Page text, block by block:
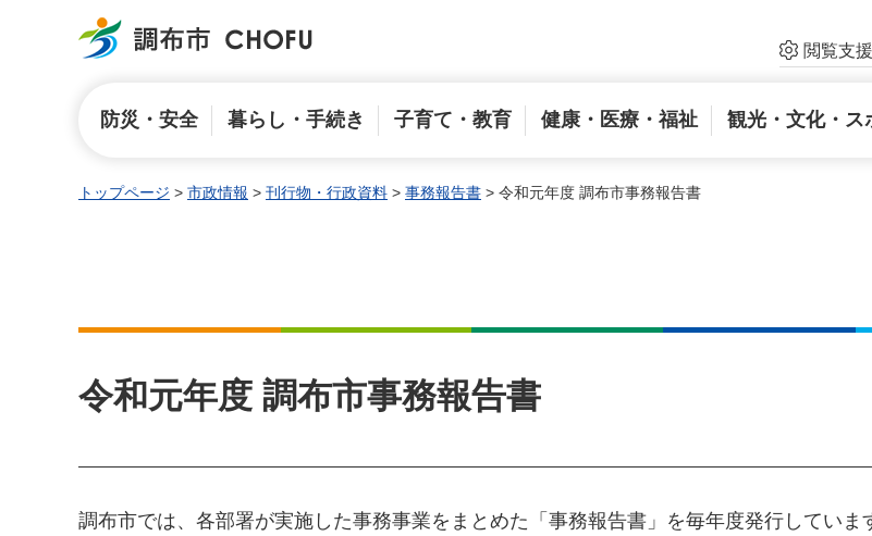
調布市 閲覧支援
防災・安全 暮らし・手続き 子育て・教育 健康・医療・福祉 観光・文化・ス
トップページ > 市政情報 > 刊行物・行政資料 > 事務報告書 > 令和元年度 調布市事務報告書
令和元年度 調布市事務報告書
調布市では、各部署が実施した事務事業をまとめた「事務報告書」を毎年度発行していま